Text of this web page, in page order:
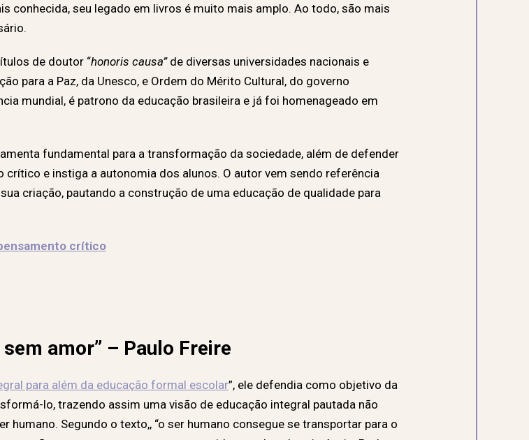
conhecida, seu legado em livros é muito mais amplo. Ao todo, são mais
de doutor “honoris causa”de diversas universidades nacionais e
para a Paz, da Unesco, e Ordem do Mérito Cultural, do governo
mundial, é patrono da educação brasileira e já foi homenageado em
fundamental para a transformação da sociedade, além de defender
e instiga a autonomia dos alunos. O autor vem sendo referência
criação, pautando a construção de uma educação de qualidade para
crítico
amor” – Paulo Freire
para além da educação formal escolar”, ele defendia como objetivo da
lo, trazendo assim uma visão de educação integral pautada não
Segundo o texto,, “o ser humano consegue se transportar para o